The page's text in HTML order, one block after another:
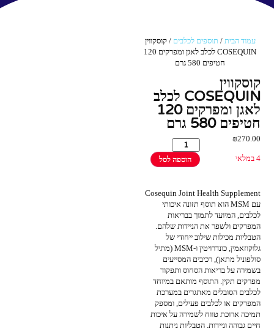
עמוד הבית / תוספים לכלבים / קוסקווין
COSEQUIN לכלב לאגן ומפרקים 120
חטיפים 580 גרם
קוסקווין
COSEQUIN לכלב
לאגן ומפרקים 120
חטיפים 580 גרם
₪270.00
4 במלאי הוספה לסל
Cosequin Joint Health Supplement
עם MSM הוא תוסף תזונה איכותי
לכלבים, המיועד לתמוך בבריאות
המפרקים ולשפר את הניידות שלהם.
הטבליות מכילות שילוב ייחודי של
גלוקוזאמין, כונדרויטין ו-MSM (מתיל
סולפוניל מתאן), רכיבים המסייעים
בשמירה על בריאות הסחוס ותפקוד
מפרקים תקין. התוסף מותאם במיוחד
לכלבים הסובלים מאתגרים במערכת
המפרקים או לכלבים פעילים, ומספק
תמיכה ארוכת טווח לשמירה על איכות
חיים גבוהה וניידות. הטבליות ניתנות